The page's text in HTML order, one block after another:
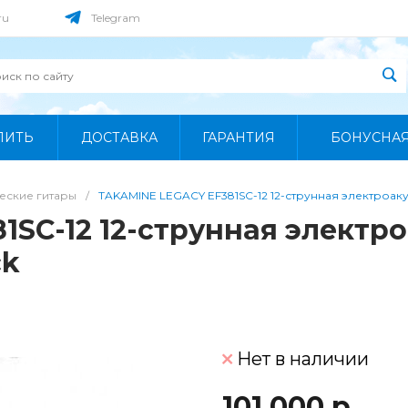
Telegram
ДОСТАВКА ГАРАНТИЯ
гитары / TAKAMINE LEGACY EF381SC-12 12-струнная
12 12-струнная
Нет в наличии